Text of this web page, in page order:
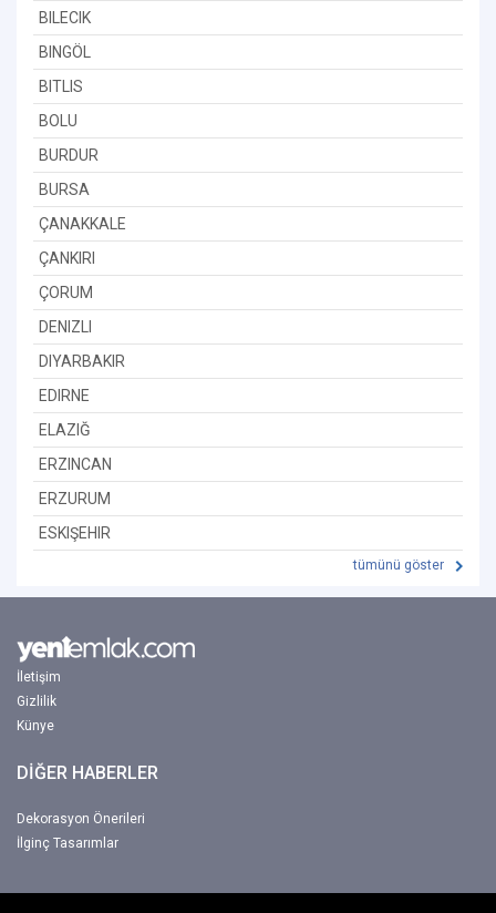
BILECIK
BINGÖL
BITLIS
BOLU
BURDUR
BURSA
ÇANAKKALE
ÇANKIRI
ÇORUM
DENIZLI
DIYARBAKIR
EDIRNE
ELAZIĞ
ERZINCAN
ERZURUM
ESKIŞEHIR
tümünü göster
İletişim
Gizlilik
Künye
DİĞER HABERLER
Dekorasyon Önerileri
İlginç Tasarımlar